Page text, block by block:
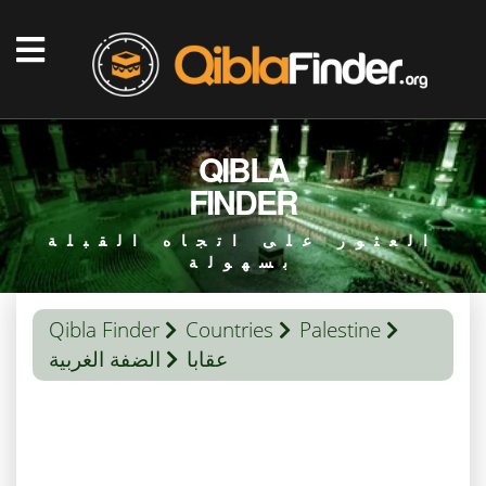
QIBLA
FINDER
العثور على اتجاه القبلة
بسهولة
Qibla Finder Countries
Palestine
الضفة الغربية
عقابا